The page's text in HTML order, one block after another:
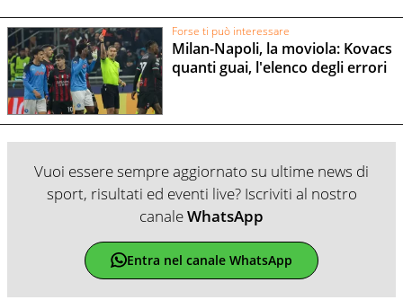
Forse ti può interessare
Milan-Napoli, la moviola: Kovacs
quanti guai, l'elenco degli errori
Vuoi essere sempre aggiornato su ultime news di
sport, risultati ed eventi live? Iscriviti al nostro
canaleWhatsApp
Entra nel canale WhatsApp